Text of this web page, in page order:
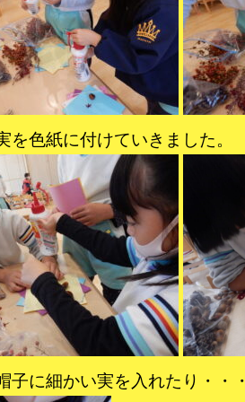
を色紙に付けていきました。
子に細かい実を入れたり・・・